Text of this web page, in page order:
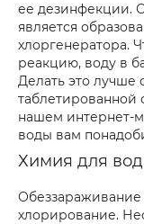
ее дезинфекции.
является
хлоргенератора.
реакцию, воду в
Делать это лучше
таблетированной
нашем интернет-
воды вам
Химия для
Обеззараживание
хлорирование.